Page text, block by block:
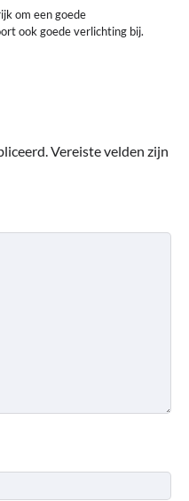
om een goede
ook goede verlichting bij.
Vereiste velden zijn